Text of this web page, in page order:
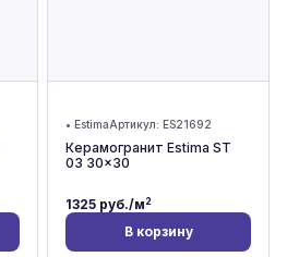
• EstimaАртикул: ES21692
Керамогранит Estima ST
03 30x30
1325 руб./м2
В корзину